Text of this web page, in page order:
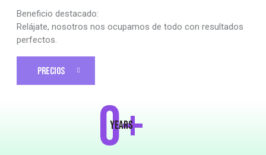
Beneficio destacado:
Relájate, nosotros nos ocupamos de todo con resultados
perfectos.
PRECIOS
0+
years